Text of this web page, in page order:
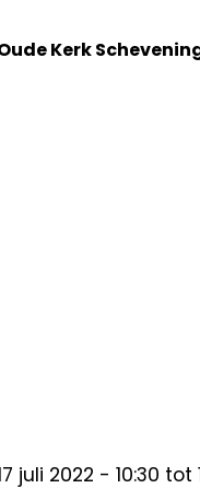
Kerk
juli 2022 - 10:30 tot